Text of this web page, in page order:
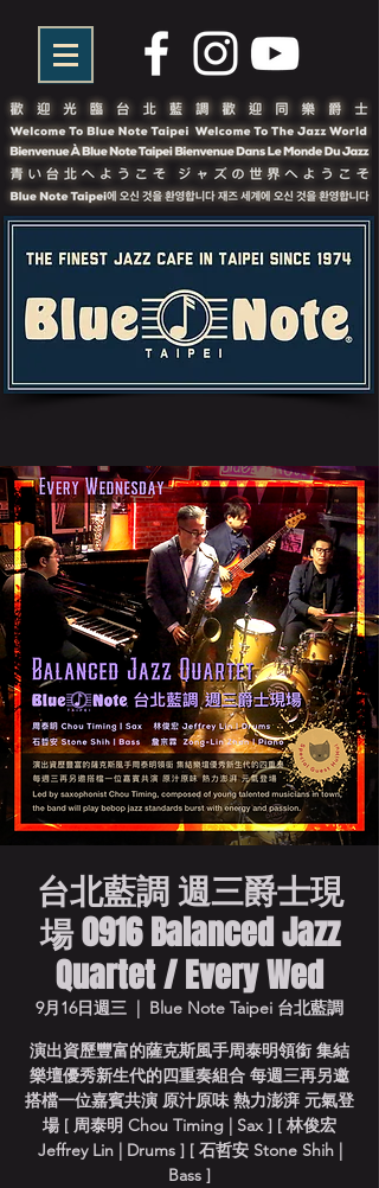
台北藍調 週三爵士現
場 0916 Balanced Jazz
Quartet / Every Wed
9月16日週三
  |
Blue Note Taipei 台北藍調
演出資歷豐富的薩克斯風手周泰明領銜 集結
樂壇優秀新生代的四重奏組合 每週三再另邀
搭檔一位嘉賓共演 原汁原味 熱力澎湃 元氣登
場 [ 周泰明 Chou Timing | Sax ] [ 林俊宏
Jeffrey Lin | Drums ] [ 石哲安 Stone Shih |
Bass ]